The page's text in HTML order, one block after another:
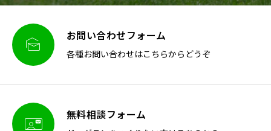
 お問い合わせフォーム
各種お問い合わせはこちらからどうぞ
 無料相談フォーム